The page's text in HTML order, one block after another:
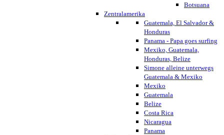
Botsuana
Zentralamerika
Guatemala, El Salvador &
Honduras
Panama - Papa goes surfing
Mexiko, Guatemala,
Honduras, Belize
Simone alleine unterwegs
Guatemala & Mexiko
Mexiko
Guatemala
Belize
Costa Rica
Nicaragua
Panama